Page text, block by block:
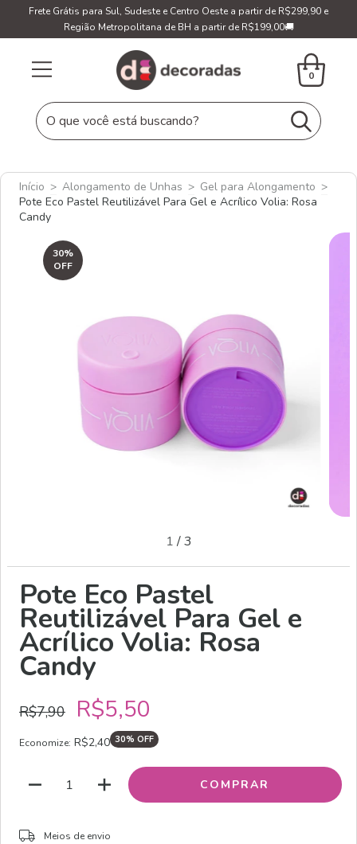
Frete Grátis para Sul, Sudeste e Centro Oeste a partir de R$299,90 e
Região Metropolitana de BH a partir de R$199,00🚚
0
Início > Alongamento de Unhas > Gel para Alongamento >
Pote Eco Pastel Reutilizável Para Gel e Acrílico Volia: Rosa
Candy
30%
OFF
1 /3
Pote Eco Pastel
Reutilizável Para Gel e
Acrílico Volia: Rosa
Candy
R$7,90 R$5,50
Economize: R$2,40 30% OFF
Entregas para o CEP:
Meios de envio